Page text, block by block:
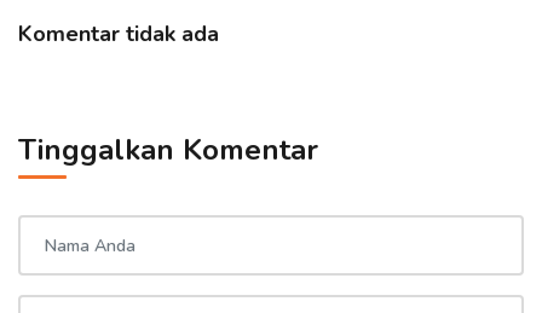
Komentar tidak ada
Tinggalkan Komentar